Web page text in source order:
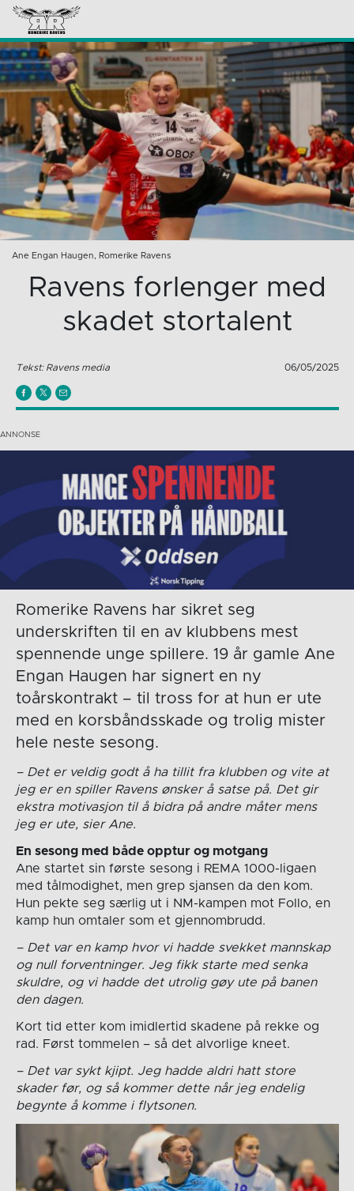
Ane Engan Haugen, Romerike Ravens
Ravens forlenger med
skadet stortalent
Tekst: Ravens media 06/05/2025
Romerike Ravens har sikret seg
underskriften til en av klubbens mest
spennende unge spillere. 19 år gamle Ane
Engan Haugen har signert en ny
toårskontrakt – til tross for at hun er ute
med en korsbåndsskade og trolig mister
hele neste sesong.
– Det er veldig godt å ha tillit fra klubben og vite at
jeg er en spiller Ravens ønsker å satse på. Det gir
ekstra motivasjon til å bidra på andre måter mens
jeg er ute, sier Ane.
En sesong med både opptur og motgang
Ane startet sin første sesong i REMA 1000-ligaen
med tålmodighet, men grep sjansen da den kom.
Hun pekte seg særlig ut i NM-kampen mot Follo, en
kamp hun omtaler som et gjennombrudd.
– Det var en kamp hvor vi hadde svekket mannskap
og null forventninger. Jeg fikk starte med senka
skuldre, og vi hadde det utrolig gøy ute på banen
den dagen.
Kort tid etter kom imidlertid skadene på rekke og
rad. Først tommelen – så det alvorlige kneet.
– Det var sykt kjipt. Jeg hadde aldri hatt store
skader før, og så kommer dette når jeg endelig
begynte å komme i flytsonen.